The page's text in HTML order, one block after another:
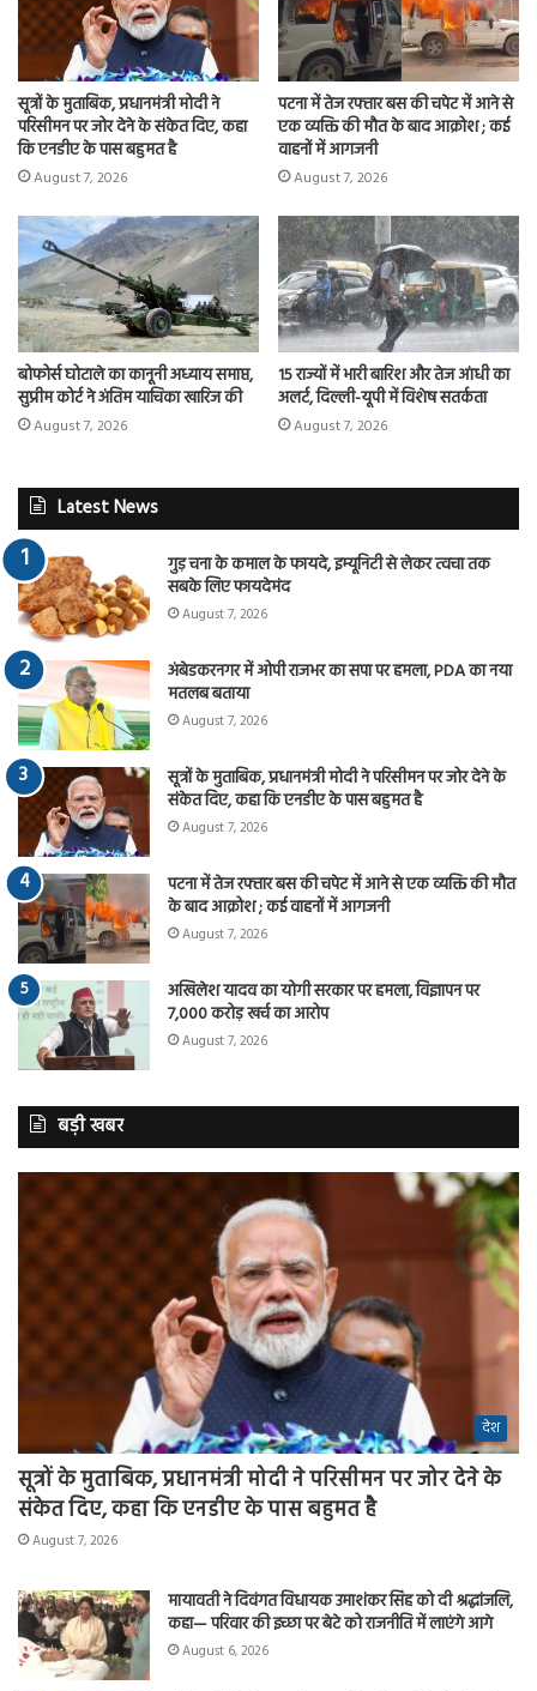
सूत्रों के मुताबिक, प्रधानमंत्री मोदी ने
परिसीमन पर जोर देने के संकेत दिए, कहा
कि एनडीए के पास बहुमत है
August 7, 2026
पटना में तेज रफ्तार बस की चपेट में आने से
एक व्यक्ति की मौत के बाद आक्रोश ; कई
वाहनों में आगजनी
August 7, 2026
बोफोर्स घोटाले का कानूनी अध्याय समाप्त,
सुप्रीम कोर्ट ने अंतिम याचिका खारिज की
August 7, 2026
15 राज्यों में भारी बारिश और तेज आंधी का
अलर्ट, दिल्ली-यूपी में विशेष सतर्कता
August 7, 2026
Latest News
गुड़ चना के कमाल के फायदे, इम्यूनिटी से लेकर त्वचा तक
सबके लिए फायदेमंद
August 7, 2026
अंबेडकरनगर में ओपी राजभर का सपा पर हमला, PDA का नया
मतलब बताया
August 7, 2026
सूत्रों के मुताबिक, प्रधानमंत्री मोदी ने परिसीमन पर जोर देने के
संकेत दिए, कहा कि एनडीए के पास बहुमत है
August 7, 2026
पटना में तेज रफ्तार बस की चपेट में आने से एक व्यक्ति की मौत
के बाद आक्रोश ; कई वाहनों में आगजनी
August 7, 2026
अखिलेश यादव का योगी सरकार पर हमला, विज्ञापन पर
7,000 करोड़ खर्च का आरोप
August 7, 2026
बड़ी खबर
देश
सूत्रों के मुताबिक, प्रधानमंत्री मोदी ने परिसीमन पर जोर देने के
संकेत दिए, कहा कि एनडीए के पास बहुमत है
August 7, 2026
मायावती ने दिवंगत विधायक उमाशंकर सिंह को दी श्रद्धांजलि,
कहा— परिवार की इच्छा पर बेटे को राजनीति में लाएंगे आगे
August 6, 2026